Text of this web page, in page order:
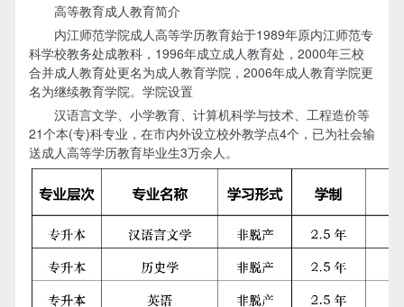
高等教育成人教育简介
内江师范学院成人高等学历教育始于1989年原内江师范专
科学校教务处成教科，1996年成立成人教育处，2000年三校
合并成人教育处更名为成人教育学院，2006年成人教育学院更
名为继续教育学院。学院设置
汉语言文学、小学教育、计算机科学与技术、工程造价等
21个本(专)科专业，在市内外设立校外教学点4个，已为社会输
送成人高等学历教育毕业生3万余人。